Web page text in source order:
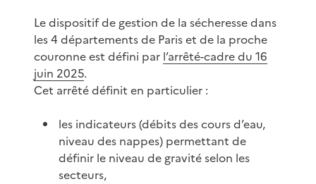
Le dispositif de gestion de la sécheresse dans
les 4 départements de Paris et de la proche
couronne est défini par l’arrêté-cadre du 16
juin 2025.
Cet arrêté définit en particulier :
les indicateurs (débits des cours d’eau,
niveau des nappes) permettant de
définir le niveau de gravité selon les
secteurs,